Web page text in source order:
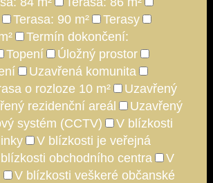
Terasa: 90 m²
Terasy
Termín dokončení:
Topení
Úložný prostor
Uzavřená komunita
o rozloze 10 m²
Uzavřený
rezidenční areál
Uzavřený
systém (CCTV)
V blízkosti
V blízkosti je veřejná
obchodního centra
V
V blízkosti veškeré občanské